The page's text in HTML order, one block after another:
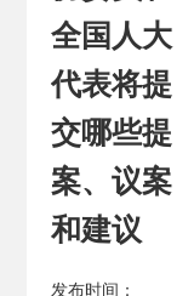
全国人大
代表将提
交哪些提
案、议案
和建议
发布时间：